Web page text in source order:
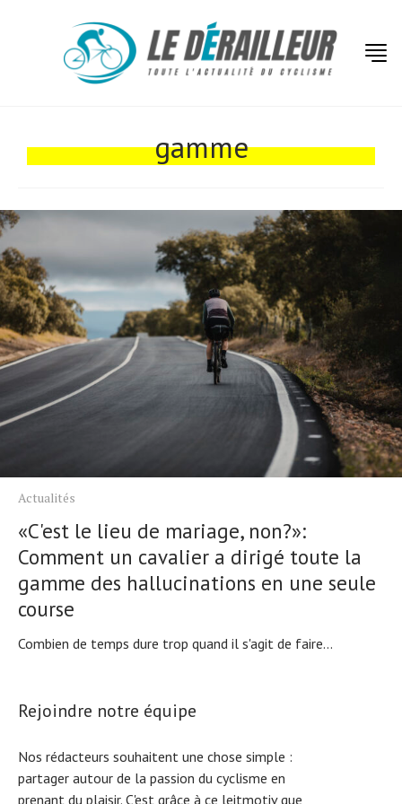
gamme
Actualités
«C'est le lieu de mariage, non?»:
Comment un cavalier a dirigé toute la
gamme des hallucinations en une seule
course
Combien de temps dure trop quand il s'agit de faire...
Rejoindre notre équipe
Nos rédacteurs souhaitent une chose simple :
partager autour de la passion du cyclisme en
prenant du plaisir. C'est grâce à ce leitmotiv que
Tests de produits
Tous nos articles
À propos